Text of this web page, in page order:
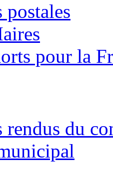
postales
pour la
rendus du